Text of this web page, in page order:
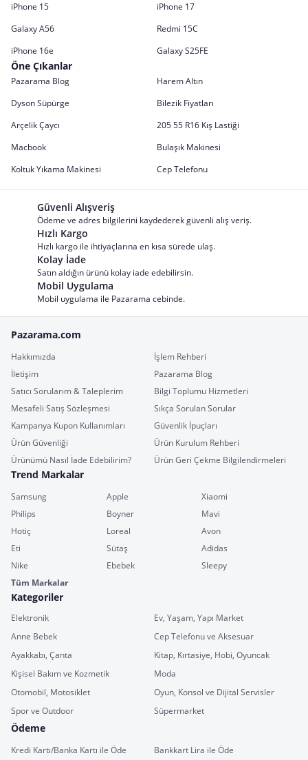
iPhone 15
iPhone 17
Galaxy A56
Redmi 15C
iPhone 16e
Galaxy S25FE
Öne Çıkanlar
Pazarama Blog
Harem Altın
Dyson Süpürge
Bilezik Fiyatları
Arçelik Çaycı
205 55 R16 Kış Lastiği
Macbook
Bulaşık Makinesi
Koltuk Yıkama Makinesi
Cep Telefonu
Güvenli Alışveriş
Ödeme ve adres bilgilerini kaydederek güvenli alış veriş.
Hızlı Kargo
Hızlı kargo ile ihtiyaçlarına en kısa sürede ulaş.
Kolay İade
Satın aldığın ürünü kolay iade edebilirsin.
Mobil Uygulama
Mobil uygulama ile Pazarama cebinde.
Pazarama.com
Hakkımızda
İşlem Rehberi
İletişim
Pazarama Blog
Satıcı Sorularım & Taleplerim
Bilgi Toplumu Hizmetleri
Mesafeli Satış Sözleşmesi
Sıkça Sorulan Sorular
Kampanya Kupon Kullanımları
Güvenlik İpuçları
Ürün Güvenliği
Ürün Kurulum Rehberi
Ürünümü Nasıl İade Edebilirim?
Ürün Geri Çekme Bilgilendirmeleri
Trend Markalar
Samsung Apple
Xiaomi
Philips
Boyner
Mavi
Hotiç
Loreal
Avon
Eti
Sütaş
Adidas
Nike
Ebebek
Sleepy
Tüm Markalar
Kategoriler
Elektronik
Ev, Yaşam, Yapı Market
Anne Bebek
Cep Telefonu ve Aksesuar
Ayakkabı, Çanta
Kitap, Kırtasiye, Hobi, Oyuncak
Kişisel Bakım ve Kozmetik
Moda
Otomobil, Motosiklet
Oyun, Konsol ve Dijital Servisler
Spor ve Outdoor
Süpermarket
Ödeme
Kredi Kartı/Banka Kartı ile Öde
Bankkart Lira ile Öde